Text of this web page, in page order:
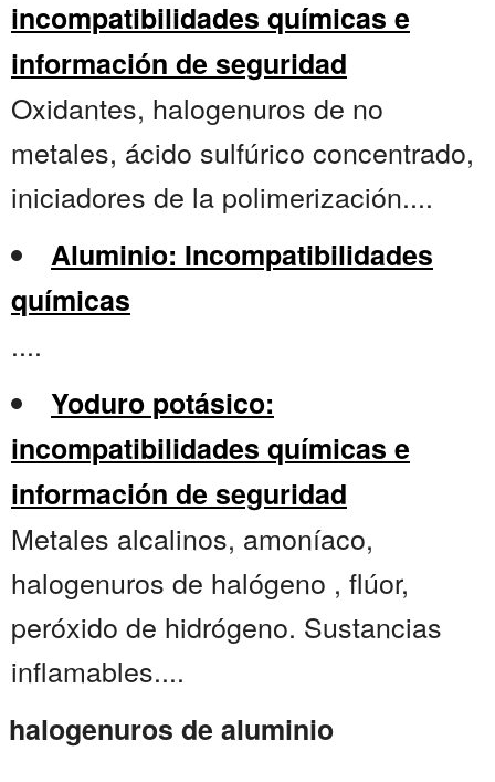
incompatibilidades químicas e
información de seguridad
Oxidantes, halogenuros de no
metales, ácido sulfúrico concentrado,
iniciadores de la polimerización....
Aluminio: Incompatibilidades
químicas
....
Yoduro potásico:
incompatibilidades químicas e
información de seguridad
Metales alcalinos, amoníaco,
halogenuros de halógeno , flúor,
peróxido de hidrógeno. Sustancias
inflamables....
halogenuros de aluminio